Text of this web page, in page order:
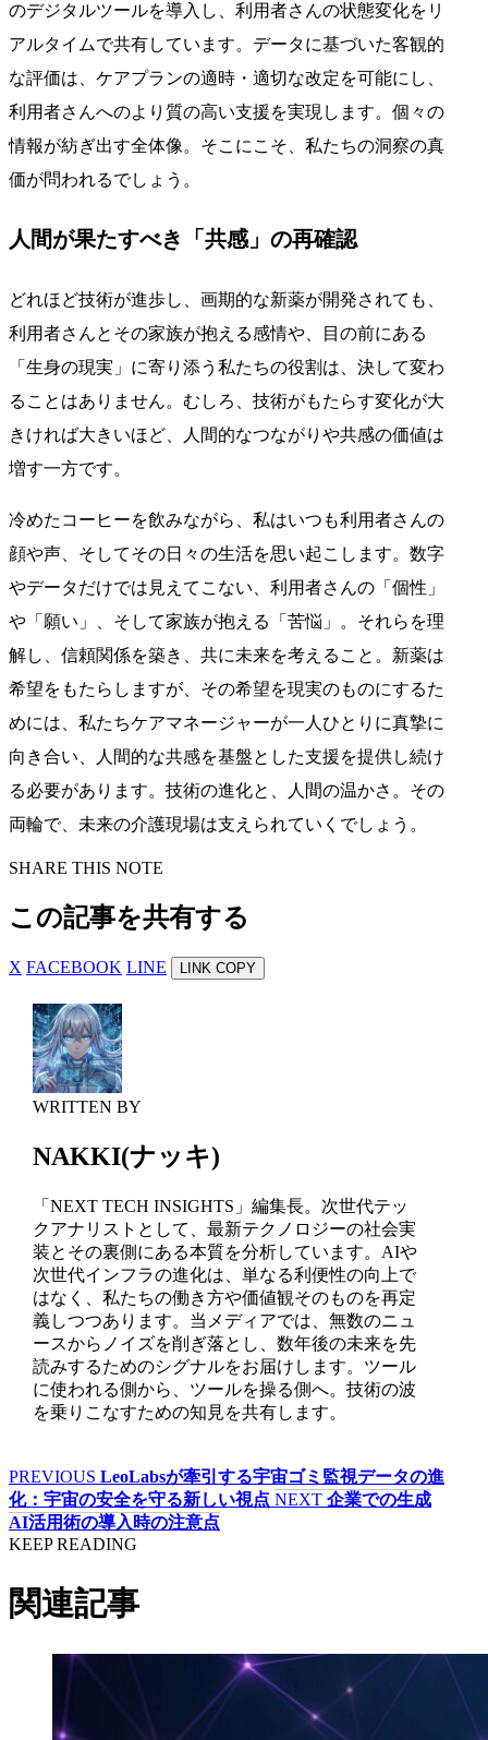
のデジタルツールを導入し、利用者さんの状態変化をリ
アルタイムで共有しています。データに基づいた客観的
な評価は、ケアプランの適時・適切な改定を可能にし、
利用者さんへのより質の高い支援を実現します。個々の
情報が紡ぎ出す全体像。そこにこそ、私たちの洞察の真
価が問われるでしょう。
人間が果たすべき「共感」の再確認
どれほど技術が進歩し、画期的な新薬が開発されても、
利用者さんとその家族が抱える感情や、目の前にある
「生身の現実」に寄り添う私たちの役割は、決して変わ
ることはありません。むしろ、技術がもたらす変化が大
きければ大きいほど、人間的なつながりや共感の価値は
増す一方です。
冷めたコーヒーを飲みながら、私はいつも利用者さんの
顔や声、そしてその日々の生活を思い起こします。数字
やデータだけでは見えてこない、利用者さんの「個性」
や「願い」、そして家族が抱える「苦悩」。それらを理
解し、信頼関係を築き、共に未来を考えること。新薬は
希望をもたらしますが、その希望を現実のものにするた
めには、私たちケアマネージャーが一人ひとりに真摯に
向き合い、人間的な共感を基盤とした支援を提供し続け
る必要があります。技術の進化と、人間の温かさ。その
両輪で、未来の介護現場は支えられていくでしょう。
SHARE THIS NOTE
この記事を共有する
X FACEBOOK LINE LINK COPY
WRITTEN BY
NAKKI(ナッキ)
「NEXT TECH INSIGHTS」編集長。次世代テッ
クアナリストとして、最新テクノロジーの社会実
装とその裏側にある本質を分析しています。AIや
次世代インフラの進化は、単なる利便性の向上で
はなく、私たちの働き方や価値観そのものを再定
義しつつあります。当メディアでは、無数のニュ
ースからノイズを削ぎ落とし、数年後の未来を先
読みするためのシグナルをお届けします。ツール
に使われる側から、ツールを操る側へ。技術の波
を乗りこなすための知見を共有します。
PREVIOUS LeoLabsが牽引する宇宙ゴミ監視データの進
化：宇宙の安全を守る新しい視点 NEXT 企業での生成
AI活用術の導入時の注意点
KEEP READING
関連記事